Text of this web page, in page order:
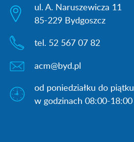
ul. A. Naruszewicza 11
85-229 Bydgoszcz
tel. 52 567 07 82
acm@byd.pl
od poniedziałku do piątku
w godzinach 08:00-18:00